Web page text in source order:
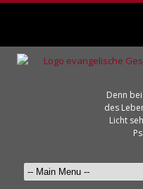
Denn
des
Licht